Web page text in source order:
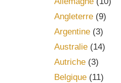
Angleterre(9)
Argentine(3)
Australie(14)
Autriche(3)
Belgique(11)